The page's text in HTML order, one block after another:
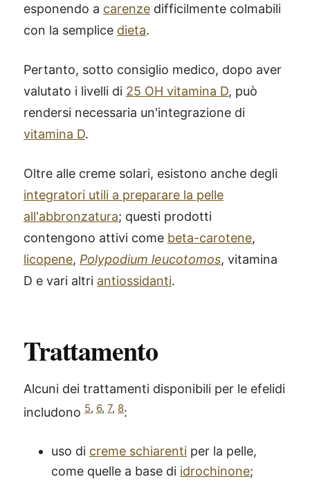
esponendo a carenze difficilmente colmabili
con la semplice dieta.
Pertanto, sotto consiglio medico, dopo aver
valutato i livelli di 25 OH vitamina D, può
rendersi necessaria un'integrazione di
vitamina D.
Oltre alle creme solari, esistono anche degli
integratori utili a preparare la pelle
all'abbronzatura; questi prodotti
contengono attivi come beta-carotene,
licopene, Polypodium leucotomos, vitamina
D e vari altri antiossidanti.
Trattamento
Alcuni dei trattamenti disponibili per le efelidi
includono 5, 6, 7, 8:
uso di creme schiarenti per la pelle,
come quelle a base di idrochinone;